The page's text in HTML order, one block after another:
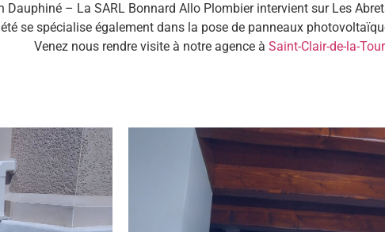
Dauphiné – La SARL Bonnard Allo Plombier intervient sur Les
se spécialise également dans la pose de panneaux
Venez nous rendre visite à notre agence à Saint-Clair-de-la-Tour